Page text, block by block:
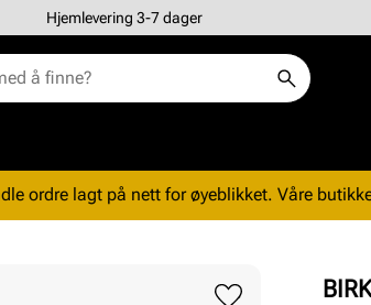
Hjemlevering 3-7 dager
ordre lagt på nett for øyeblikket. Våre